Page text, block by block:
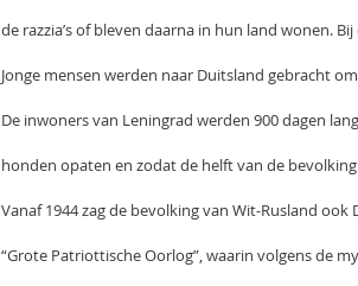
de razzia’s of bleven daarna in hun land wonen.
Jonge mensen werden naar Duitsland gebracht
De inwoners van Leningrad werden 900 dagen
honden opaten en zodat de helft van de
Vanaf 1944 zag de bevolking van Wit-Rusland
“Grote Patriottische Oorlog”, waarin volgens de